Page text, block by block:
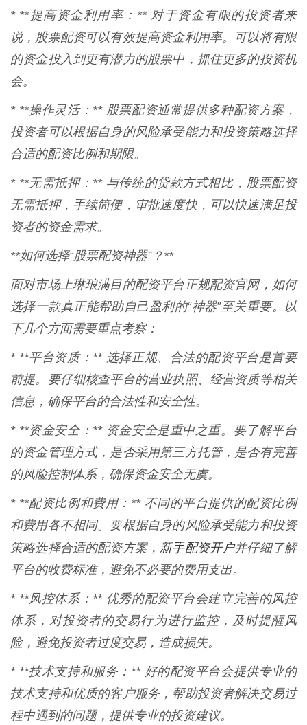
* **提高资金利用率：** 对于资金有限的投资者来
说，股票配资可以有效提高资金利用率。可以将有限
的资金投入到更有潜力的股票中，抓住更多的投资机
会。
* **操作灵活：** 股票配资通常提供多种配资方案，
投资者可以根据自身的风险承受能力和投资策略选择
合适的配资比例和期限。
* **无需抵押：** 与传统的贷款方式相比，股票配资
无需抵押，手续简便，审批速度快，可以快速满足投
资者的资金需求。
**如何选择“股票配资神器”？**
面对市场上琳琅满目的配资平台正规配资官网，如何
选择一款真正能帮助自己盈利的“神器”至关重要。以
下几个方面需要重点考察：
* **平台资质：** 选择正规、合法的配资平台是首要
前提。要仔细核查平台的营业执照、经营资质等相关
信息，确保平台的合法性和安全性。
* **资金安全：** 资金安全是重中之重。要了解平台
的资金管理方式，是否采用第三方托管，是否有完善
的风险控制体系，确保资金安全无虞。
* **配资比例和费用：** 不同的平台提供的配资比例
和费用各不相同。要根据自身的风险承受能力和投资
策略选择合适的配资方案， 新手配资开户并仔细了解
平台的收费标准，避免不必要的费用支出。
* **风控体系：** 优秀的配资平台会建立完善的风控
体系，对投资者的交易行为进行监控，及时提醒风
险，避免投资者过度交易，造成损失。
* **技术支持和服务：** 好的配资平台会提供专业的
技术支持和优质的客户服务，帮助投资者解决交易过
程中遇到的问题，提供专业的投资建议。